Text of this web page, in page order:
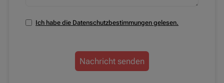
Ich habe die Datenschutzbestimmungen gelesen.
Nachricht senden